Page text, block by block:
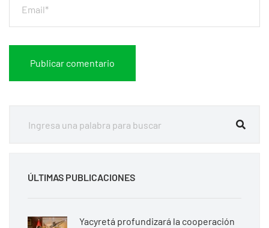
ÚLTIMAS PUBLICACIONES
Yacyretá profundizará la cooperación